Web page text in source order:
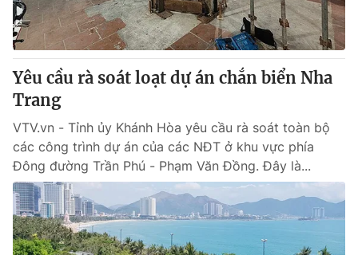
Yêu cầu rà soát loạt dự án chắn biển Nha
Trang
VTV.vn - Tỉnh ủy Khánh Hòa yêu cầu rà soát toàn bộ
các công trình dự án của các NĐT ở khu vực phía
Đông đường Trần Phú - Phạm Văn Đồng. Đây là...